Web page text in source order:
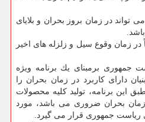
تواند در زمان بروز بحران و بلایای
زمان وقوع سیل و زلزله های اخیر
جمهوری برمبنای یك برنامه ویژه
دارای كاربرد در زمان بحران را
این برنامه، تولید كلیه محصولات
زمان بحران ضروری می باشد، مورد
ریاست جمهوری قرار می گیرد.